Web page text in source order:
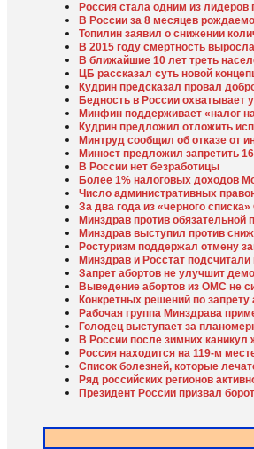
Россия стала одним из
В России за 8 месяцев
Топилин заявил о снижении
В 2015 году смертность
В ближайшие 10 лет треть
ЦБ рассказал суть новой
Кудрин предсказал провал
Бедность в России
Минфин поддерживает «налог
Кудрин предложил отложить
Минтруд сообщил об отказе от
Минюст предложил запретить
В России нет безработицы
Более 1% налоговых доходов
Число административных
За два года из «черного
Минздрав против
Минздрав выступил против
Ростуризм поддержал отмену
Минздрав и Росстат
Запрет абортов не улучшит
Выведение абортов из ОМС не
Конкретных решений по
Рабочая группа Минздрава
Голодец выступает за
В России после зимних каникул
Россия находится на 119-м
Список болезней, которые
Ряд российских регионов
Президент России призвал